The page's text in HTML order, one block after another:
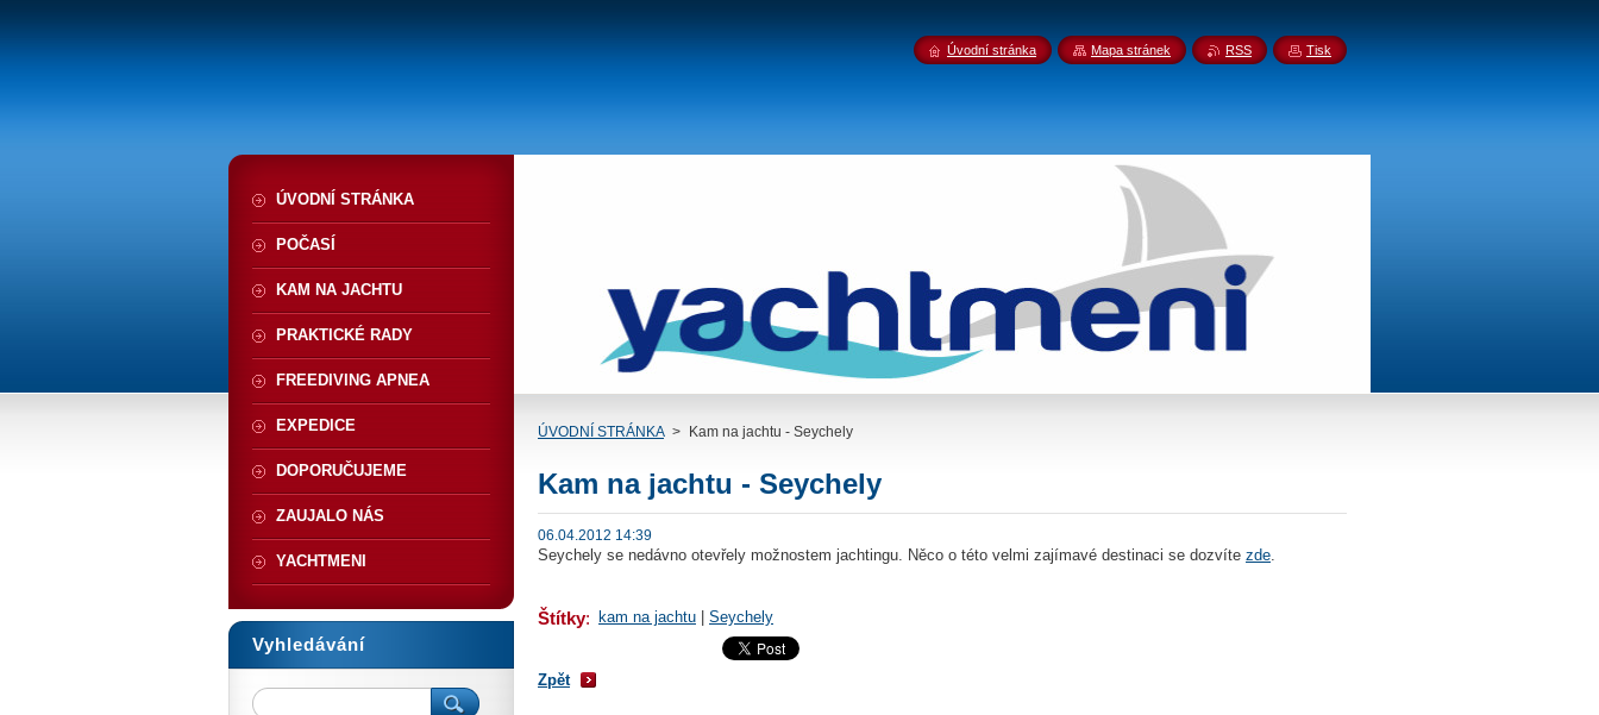
ÚVODNÍ STRÁNKA > Kam na jachtu - Seychely
Kam na jachtu - Seychely
06.04.2012 14:39
Seychely se nedávno otevřely možnostem jachtingu. Něco o této velmi zajímavé destinaci se dozvíte zde.
Štítky: kam na jachtu Seychely
Zpět
ÚVODNÍ STRÁNKA
POČASÍ
KAM NA JACHTU
PRAKTICKÉ RADY
FREEDIVING APNEA
EXPEDICE
DOPORUČUJEME
ZAUJALO NÁS
YACHTMENI
Vyhledávání
Úvodní stránka Mapa stránek RSS Tisk